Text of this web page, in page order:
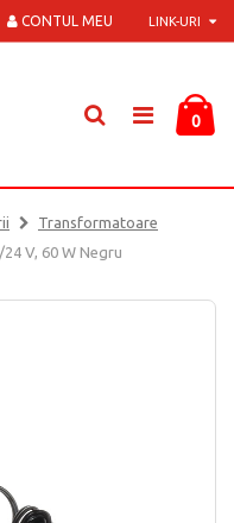
LINK-URI
CONTUL MEU
0
Transformatoare
V, 60 W Negru